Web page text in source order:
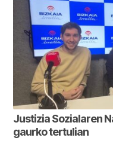
Justizia Sozialaren
gaurko tertulian